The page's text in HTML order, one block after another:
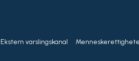
Ekstern varslingskanal